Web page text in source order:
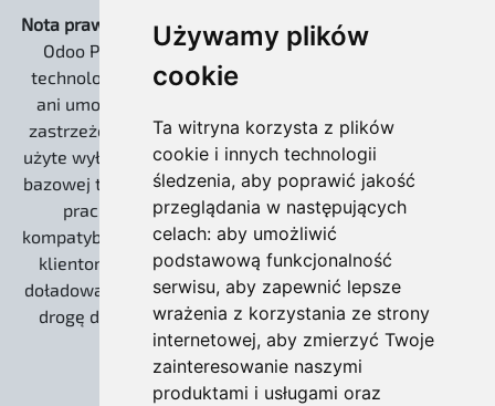
Używamy plików
cookie
Ta witryna korzysta z plików
cookie i innych technologii
śledzenia, aby poprawić jakość
przeglądania w następujących
celach: aby umożliwić
podstawową funkcjonalność
serwisu, aby zapewnić lepsze
wrażenia z korzystania ze strony
internetowej, aby zmierzyć Twoje
zainteresowanie naszymi
produktami i usługami oraz
Nota prawna:
Strona www.odoo.com.pl oraz dystrybucja
Odoo Pro EXTREME są niezależnymi rozwiązaniami
technologicznymi. Nie jesteśmy powiązani kapitałowo
ani umową partnerską z Odoo S.A. Słowo „Odoo” jest
zastrzeżonym znakiem towarowym Odoo S.A. i zostało
użyte wyłącznie w celach informacyjnych, do określenia
bazowej technologii open source (Community), na której
pracujemy. Nasze wdrożenia zachowują 100%
kompatybilności z ekosystemem twórców, umożliwiając
klientom korzystanie z płatnych usług Odoo S.A. (np.
doładowania IAP dla leadów) oraz gwarantując otwartą
drogę do ewentualnej migracji na wersję Enterprise.